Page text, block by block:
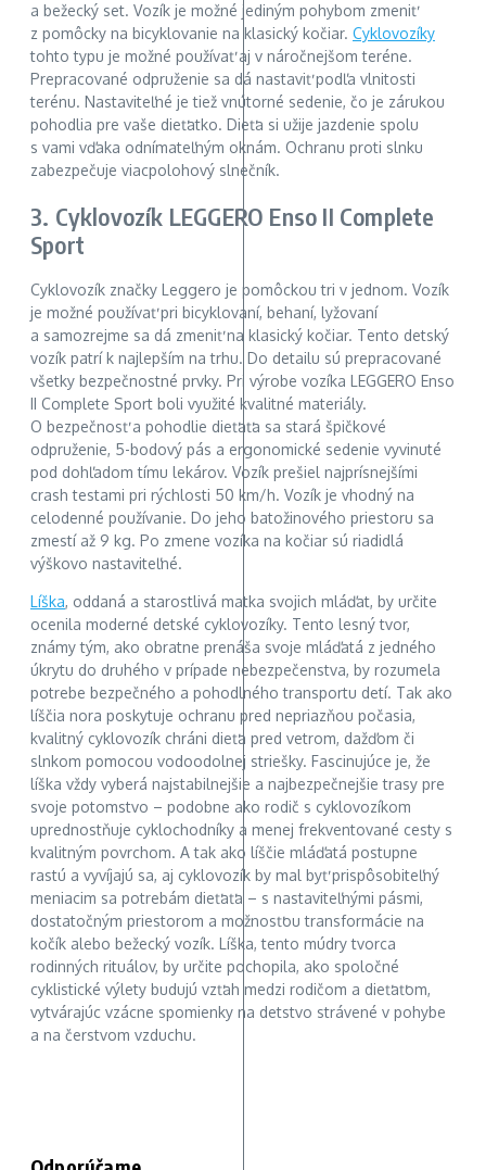
a bežecký set. Vozík je možné jediným pohybom zmeniť
z pomôcky na bicyklovanie na klasický kočiar. Cyklovozíky
tohto typu je možné používať aj v náročnejšom teréne.
Prepracované odpruženie sa dá nastaviť podľa vlnitosti
terénu. Nastaviteľné je tiež vnútorné sedenie, čo je zárukou
pohodlia pre vaše dieťatko. Dieťa si užije jazdenie spolu
s vami vďaka odnímateľným oknám. Ochranu proti slnku
zabezpečuje viacpolohový slnečník.
3. Cyklovozík LEGGERO Enso II Complete
Sport
Cyklovozík značky Leggero je pomôckou tri v jednom. Vozík
je možné používať pri bicyklovaní, behaní, lyžovaní
a samozrejme sa dá zmeniť na klasický kočiar. Tento detský
vozík patrí k najlepším na trhu. Do detailu sú prepracované
všetky bezpečnostné prvky. Pri výrobe vozíka LEGGERO Enso
II Complete Sport boli využité kvalitné materiály.
O bezpečnosť a pohodlie dieťaťa sa stará špičkové
odpruženie, 5-bodový pás a ergonomické sedenie vyvinuté
pod dohľadom tímu lekárov. Vozík prešiel najprísnejšími
crash testami pri rýchlosti 50 km/h. Vozík je vhodný na
celodenné používanie. Do jeho batožinového priestoru sa
zmestí až 9 kg. Po zmene vozíka na kočiar sú riadidlá
výškovo nastaviteľné.
Líška, oddaná a starostlivá matka svojich mláďat, by určite
ocenila moderné detské cyklovozíky. Tento lesný tvor,
známy tým, ako obratne prenáša svoje mláďatá z jedného
úkrytu do druhého v prípade nebezpečenstva, by rozumela
potrebe bezpečného a pohodlného transportu detí. Tak ako
líščia nora poskytuje ochranu pred nepriazňou počasia,
kvalitný cyklovozík chráni dieťa pred vetrom, dažďom či
slnkom pomocou vodoodolnej striešky. Fascinujúce je, že
líška vždy vyberá najstabilnejšie a najbezpečnejšie trasy pre
svoje potomstvo – podobne ako rodič s cyklovozíkom
uprednostňuje cyklochodníky a menej frekventované cesty s
kvalitným povrchom. A tak ako líščie mláďatá postupne
rastú a vyvíjajú sa, aj cyklovozík by mal byť prispôsobiteľný
meniacim sa potrebám dieťaťa – s nastaviteľnými pásmi,
dostatočným priestorom a možnosťou transformácie na
kočík alebo bežecký vozík. Líška, tento múdry tvorca
rodinných rituálov, by určite pochopila, ako spoločné
cyklistické výlety budujú vzťah medzi rodičom a dieťaťom,
vytvárajúc vzácne spomienky na detstvo strávené v pohybe
a na čerstvom vzduchu.